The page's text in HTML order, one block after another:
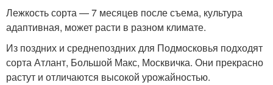
Лежкость сорта — 7 месяцев после съема, культура
адаптивная, может расти в разном климате.
Из поздних и среднепоздних для Подмосковья подходят
сорта Атлант, Большой Макс, Москвичка. Они прекрасно
растут и отличаются высокой урожайностью.